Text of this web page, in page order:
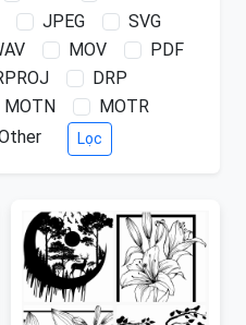
JPEG
SVG
MOV
PDF
DRP
MOTN
MOTR
Lọc